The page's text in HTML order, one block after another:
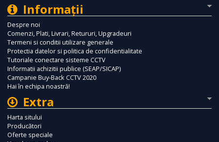
Informaţii
Despre noi
Comenzi, Plati, Livrari, Retururi, Upgradeuri
Termeni si conditii utilizare generale
Protectia datelor si politica de confidentialitate
Tutoriale conectare sisteme CCTV
Informatii achizitii publice (SEAP/SICAP)
Campanie Buy-Back CCTV 2020
Hai în echipa noastră!
Extra
Harta sitului
Producători
Oferte speciale